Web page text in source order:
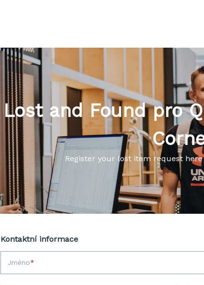
Lost and Found pro
Register your lost item request
Kontaktní informace
Jméno